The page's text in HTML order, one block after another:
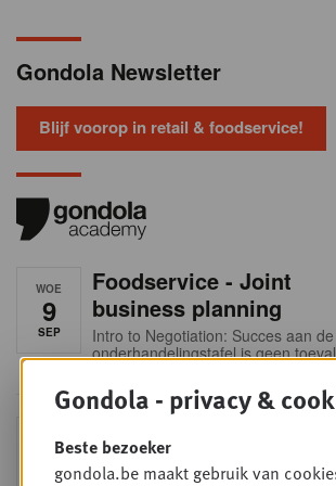
Gondola Newsletter
Blijf voorop in retail & foodservice!
WOE
9
SEP
Foodservice - Joint
business planning
Intro to Negotiation: Succes aan de
onderhandelingstafel is geen
15
SEP
Mis deze unieke kans niet om het
Belgische retaillandschap volledig
Gondola - privacy &
Beste bezoeker
gondola.be maakt gebruik van